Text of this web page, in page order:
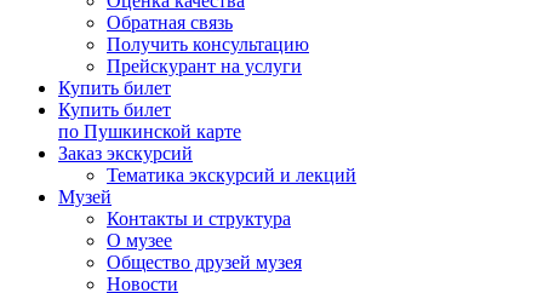
Обратная связь
Получить консультацию
Прейскурант на услуги
Купить билет
Купить билет
по Пушкинской карте
Заказ экскурсий
Тематика экскурсий и лекций
Музей
Контакты и структура
О музее
Общество друзей музея
Новости